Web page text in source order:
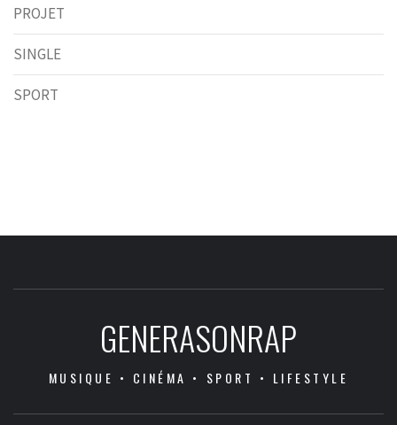
PROJET
SINGLE
SPORT
GENERASONRAP
MUSIQUE • CINÉMA • SPORT • LIFESTYLE